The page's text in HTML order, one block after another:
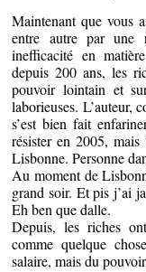
Maintenant que vous
entre autre par une
inefficacité en
depuis 200 ans, les
pouvoir lointain et
laborieuses. L’auteur,
s’est bien fait
résister en 2005,
Lisbonne. Personne
Au moment de
grand soir. Et pis j’ai
Eh ben que dalle.
Depuis, les riches
comme quelque
salaire, mais du